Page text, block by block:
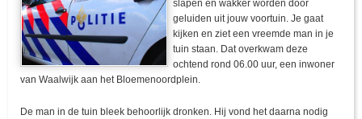
slapen en wakker worden door
geluiden uit jouw voortuin. Je gaat
kijken en ziet een vreemde man in je
tuin staan. Dat overkwam deze
ochtend rond 06.00 uur, een inwoner
van Waalwijk aan het Bloemenoordplein.
De man in de tuin bleek behoorlijk dronken. Hij vond het daarna nodig